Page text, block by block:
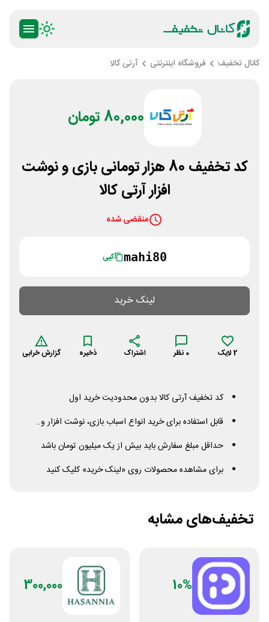
کانال تخفیف فروشگاه اینترنتی آرتی کالا
80,000 تومان
کد تخفیف 80 هزار تومانی بازی و نوشت
افزار آرتی کالا
منقضی شده
mahi80 کپی
لینک خرید
2لایک 0 نظر اشتراک ذخیره گزارش خرابی
کد تخفیف آرتی کالا بدون محدودیت خرید اول
قابل استفاده برای خرید انواع اسباب بازی، نوشت افزار و..
حداقل مبلغ سفارش باید بیش از یک میلیون تومان باشد
برای مشاهده محصولات روی «لینک خرید» کلیک کنید
تخفیف‌های مشابه
10%
300,000